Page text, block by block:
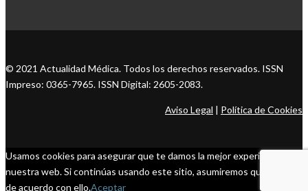
© 2021 Actualidad Médica. Todos los derechos reservados. ISSN
Impreso: 0365-7965. ISSN Digital: 2605-2083.
Aviso Legal | Política de Cookies
Usamos cookies para asegurar que te damos la mejor experiencia en
nuestra web. Si continúas usando este sitio, asumiremos que estás
de acuerdo con ello.Aceptar